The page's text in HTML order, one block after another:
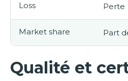
Loss Perte
Market share Part
Qualité et